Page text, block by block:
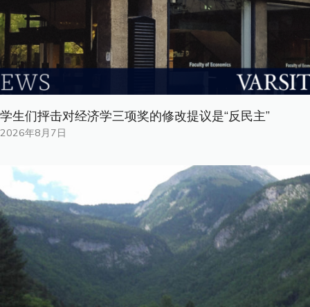
学生们抨击对经济学三项奖的修改提议是“反民主”
2026年8月7日